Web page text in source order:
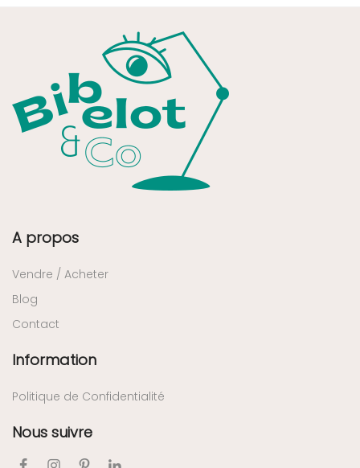
A propos
Vendre / Acheter
Blog
Contact
Information
Politique de Confidentialité
Nous suivre